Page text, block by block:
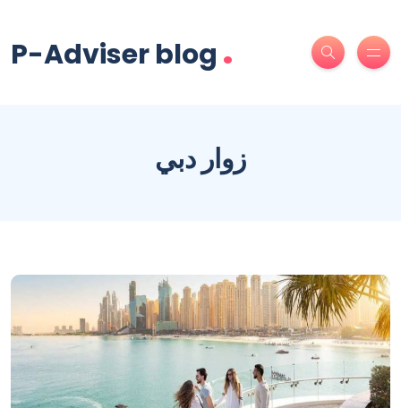
P-Adviser blog .
زوار دبي